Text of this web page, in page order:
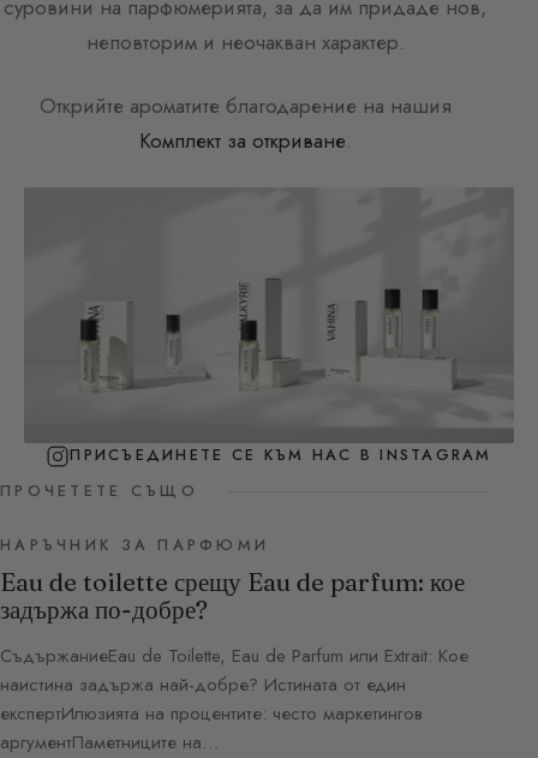
суровини на парфюмерията, за да им придаде нов,
неповторим и неочакван характер.
Открийте ароматите благодарение на нашия
Комплект за откриване.
ПРИСЪЕДИНЕТЕ СЕ КЪМ НАС В INSTAGRAM
ПРОЧЕТЕТЕ СЪЩО
НАРЪЧНИК ЗА ПАРФЮМИ
Eau de toilette срещу Eau de parfum: кое
задържа по-добре?
СъдържаниеEau de Toilette, Eau de Parfum или Extrait: Кое
наистина задържа най-добре? Истината от един
експертИлюзията на процентите: често маркетингов
аргументПаметниците на…